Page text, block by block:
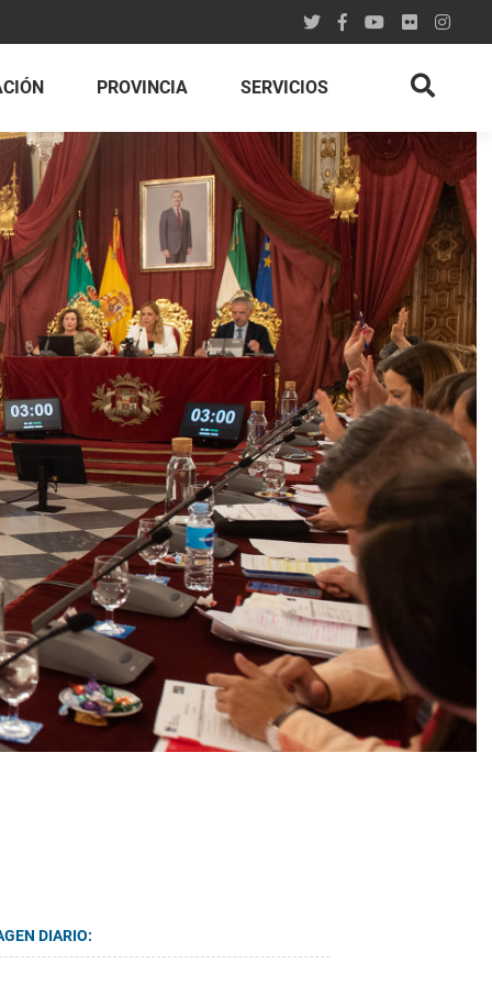
PROVINCIA SERVICIOS
DIARIO: